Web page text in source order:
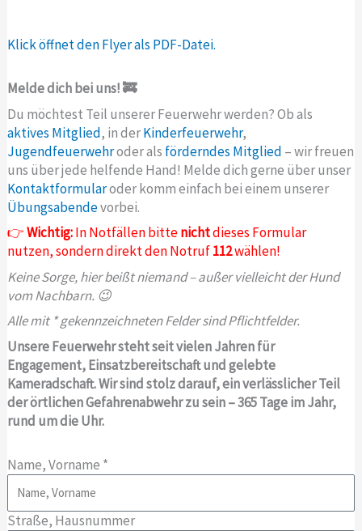
Klick öffnet den Flyer als PDF-Datei.
Melde dich bei uns! 🚒
Du möchtest Teil unserer Feuerwehr werden? Ob als
aktives Mitglied, in derKinderfeuerwehr,
Jugendfeuerwehroder als förderndes Mitglied – wir freuen
uns über jede helfende Hand! Melde dich gerne über unser
Kontaktformularoder komm einfach bei einem unserer
Übungsabendevorbei.
👉Wichtig:In Notfällen bittenichtdieses Formular
nutzen, sondern direkt den Notruf112wählen!
Keine Sorge, hier beißt niemand – außer vielleicht der Hund
vom Nachbarn. 😉
Alle mit * gekennzeichneten Felder sind Pflichtfelder.
Unsere Feuerwehr steht seit vielen Jahren für
Engagement, Einsatzbereitschaft und gelebte
Kameradschaft. Wir sind stolz darauf, ein verlässlicher Teil
der örtlichen Gefahrenabwehr zu sein – 365 Tage im Jahr,
rund um die Uhr.
Name, Vorname *
Straße, Hausnummer